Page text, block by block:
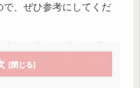
、ぜひ参考にしてくだ